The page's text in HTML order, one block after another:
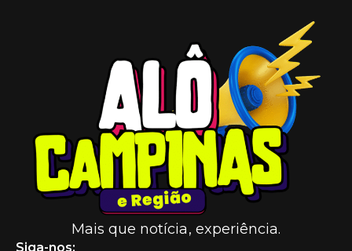
Mais que notícia, experiência.
Siga-nos: